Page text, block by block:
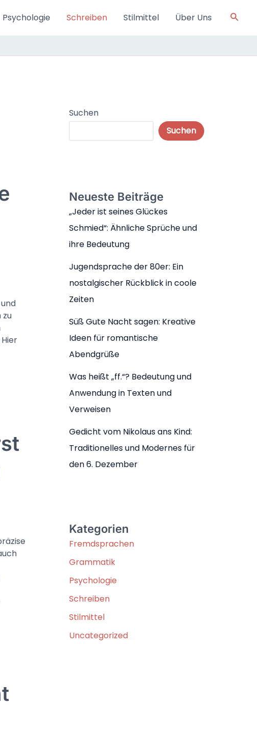
Psychologie Schreiben Stilmittel Über Uns
zu
Suchen
Suchen
Neueste Beiträge
„Jeder ist seines Glückes
Schmied“: Ähnliche Sprüche und
ihre Bedeutung
Jugendsprache der 80er: Ein
nostalgischer Rückblick in coole
Zeiten
Süß Gute Nacht sagen: Kreative
Ideen für romantische
Abendgrüße
Was heißt „ff.“? Bedeutung und
Anwendung in Texten und
Verweisen
Gedicht vom Nikolaus ans Kind:
Traditionelles und Modernes für
den 6. Dezember
Kategorien
Fremdsprachen
Grammatik
Psychologie
Schreiben
Stilmittel
Uncategorized